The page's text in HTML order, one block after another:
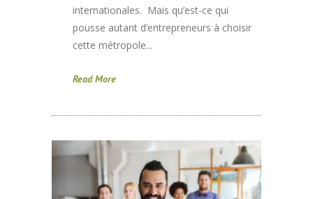
internationales. Mais qu’est-ce qui
pousse autant d’entrepreneurs à choisir
cette métropole...
Read More